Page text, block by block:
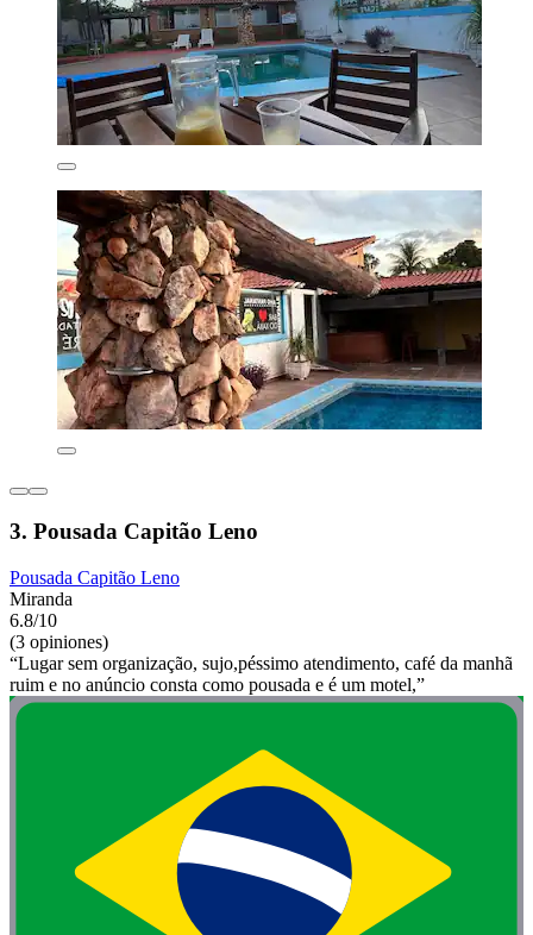
3. Pousada Capitão Leno
Pousada Capitão Leno
Miranda
6.8/10
(3 opiniones)
“Lugar sem organização, sujo,péssimo atendimento, café da manhã
ruim e no anúncio consta como pousada e é um motel,”